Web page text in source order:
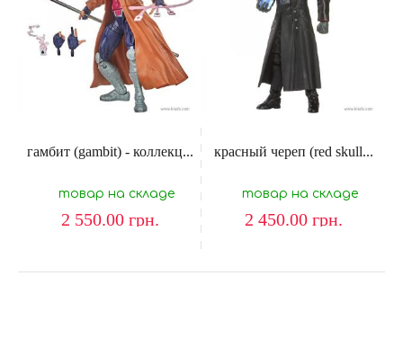
гамбит (gambit) - коллекц...
товар на складе
2 550.00 грн.
красный череп (red skull...
товар на складе
2 450.00 грн.